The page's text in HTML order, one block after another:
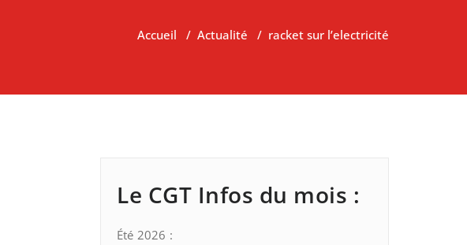
Accueil / Actualité / racket sur l’electricité
Le CGT Infos du mois :
Été 2026 :